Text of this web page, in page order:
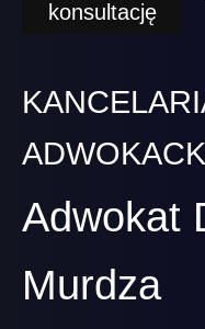
konsultację
Adwokat
Murdza